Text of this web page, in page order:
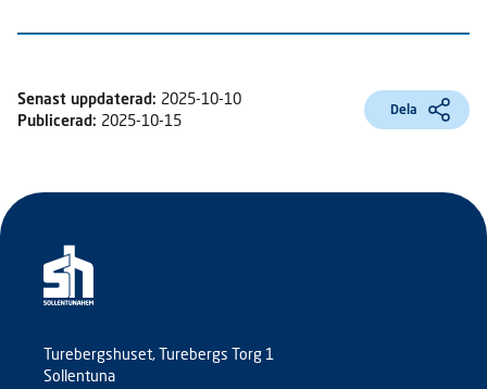
Senast uppdaterad: 2025-10-10
Publicerad: 2025-10-15
Dela
Turebergshuset, Turebergs Torg 1
Sollentuna